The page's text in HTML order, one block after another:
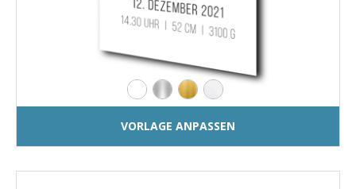
VORLAGE ANPASSEN